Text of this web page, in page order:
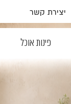
יצירת קשר
פינות אוכל